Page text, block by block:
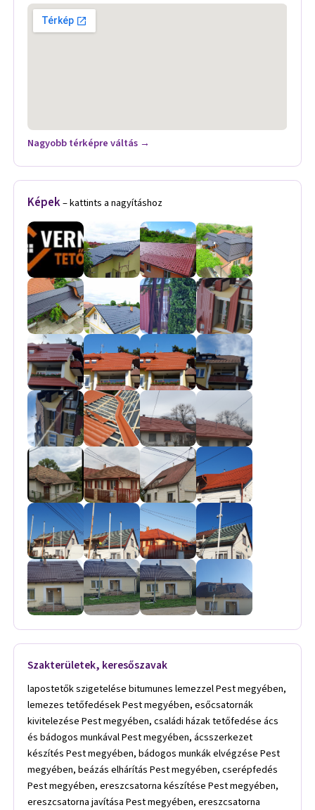
Nagyobb térképre váltás →
Képek– kattints a nagyításhoz
Szakterületek, keresőszavak
lapostetők szigetelése bitumunes lemezzel Pest megyében, lemezes tetőfedések Pest megyében, esőcsatornák kivitelezése Pest megyében, családi házak tetőfedése ács és bádogos munkával Pest megyében, ácsszerkezet készítés Pest megyében, bádogos munkák elvégzése Pest megyében, beázás elhárítás Pest megyében, cserépfedés Pest megyében, ereszcsatorna készítése Pest megyében, ereszcsatorna javítása Pest megyében, ereszcsatorna tisztítása Pest megyében, lapostetők szigetelése Pest megyében, palatetők javítása és szigetelése Pest megyében, tetőfedés Pest megyében, tetőjavítás Pest megyében, tetőszerkezetek felújítása Pest megyében,tetőszerkezet készítés Pest megyében, palatető Pest megyében, régi tető javítás Pest megyében, ács Pest megyében, ácsmunkák Pest megyében, tető Pest megyében, tető ács Pest megyében, lapostetők szigetelése bitumunes lemezzel Vas megyében, lemezes tetőfedések Vas megyében, esőcsatornák kivitelezése Vas megyében, családi házak tetőfedése ács és bádogos munkával Vas megyében, ácsszerkezet készítés Vas megyében, bádogos munkák elvégzése Vas megyében, beázás elhárítás Vas megyében, cserépfedés Vas megyében, ereszcsatorna készítése Vas megyében, ereszcsatorna javítása Vas megyében, ereszcsatorna tisztítása Vas megyében, lapostetők szigetelése Vas megyében, palatetők javítása és szigetelése Vas megyében, tetőfedés Vas megyében, tetőjavítás Vas megyében, tetőszerkezetek felújítása Vas megyében, tetőszerkezet készítés Vas megyében, palatető Vas megyében, régi tető javítás Vas megyében, ács Vas megyében, ácsmunkák Vas megyében, tető Vas megyében, tető ács Vas megyében, lapostetők szigetelése bitumunes lemezzel Győr-Moson-Sopron megyében, lemezes tetőfedések Győr-Moson-Sopron megyében, esőcsatornák kivitelezése Győr-Moson-Sopron megyében, családi házak tetőfedése ács és bádogos munkával Győr-Moson-Sopron megyében, ácsszerkezet készítés Győr-Moson-Sopron megyében, bádogos munkák elvégzése Győr-Moson-Sopron megyében, beázás elhárítás Győr-Moson-Sopron megyében, cserépfedés Győr-Moson-Sopron megyében, ereszcsatorna készítése Győr-Moson-Sopron megyében, ereszcsatorna javítása Győr-Moson-Sopron megyében, ereszcsatorna tisztítása Győr-Moson-Sopron megyében, lapostetők szigetelése Győr-Moson-Sopron megyében, palatetők javítása és szigetelése Győr-Moson-Sopron megyében, tetőfedés Győr-Moson-Sopron megyében, tetőjavítás Győr-Moson-Sopron megyében, tetőszerkezetek felújítása Győr-Moson-Sopron megyében, tetőszerkezet készítés Győr-Moson-Sopron megyében, palatető Győr-Moson-Sopron megyében, régi tető javítás Győr-Moson-Sopron megyében, ács Győr-Moson-Sopron megyében, ácsmunkák Győr-Moson-Sopron megyében, tető Győr-Moson-Sopron megyében, tető ács Győr-Moson-Sopron megyében, lapostetők szigetelése bitumunes lemezzel Fejér megyében, lemezes tetőfedések Fejér megyében, esőcsatornák kivitelezése Fejér megyében, családi házak tetőfedése ács és bádogos munkával Fejér megyében, ácsszerkezet készítés Fejér megyében, bádogos munkák elvégzése Fejér megyében, beázás elhárítás Fejér megyében, cserépfedés Fejér megyében, ereszcsatorna készítése Fejér megyében, ereszcsatorna javítása Fejér megyében, ereszcsatorna tisztítása Fejér megyében, lapostetők szigetelése Fejér megyében, palatetők javítása és szigetelése Fejér megyében, tetőfedés Fejér megyében, tetőjavítás Fejér megyében, tetőszerkezetek felújítása Fejér megyében, tetőszerkezet készítés Fejér megyében, palatető Fejér megyében, régi tető javítás Fejér megyében, ács Fejér megyében, ácsmunkák Fejér megyében, tető Fejér megyében, tető ács Fejér megyében, lapostetők szigetelése bitumunes lemezzel Komárom-Esztergom megyében, lemezes tetőfedések Komárom-Esztergom megyében, esőcsatornák kivitelezése Komárom-Esztergom megyében, családi házak tetőfedése ács és bádogos munkával Komárom-Esztergom megyében, ácsszerkezet készítés Komárom-Esztergom megyében, bádogos munkák elvégzése Komárom-Esztergom megyében, beázás elhárítás Komárom-Esztergom megyében, cserépfedés Komárom-Esztergom megyében, ereszcsatorna készítése Komárom-Esztergom megyében, ereszcsatorna javítása Komárom-Esztergom megyében, ereszcsatorna tisztítása Komárom-Esztergom megyében, lapostetők szigetelése Komárom-Esztergom megyében, palatetők javítása és szigetelése Komárom-Esztergom megyében, tetőfedés Komárom-Esztergom megyében, tetőjavítás Komárom-Esztergom megyében, tetőszerkezetek felújítása Komárom-Esztergom megyében, tetőszerkezet készítés Komárom-Esztergom megyében, palatető Komárom-Esztergom megyében, régi tető javítás Komárom-Esztergom megyében, ács Komárom-Esztergom megyében, ácsmunkák Komárom-Esztergom megyében, tető Komárom-Esztergom megyében, tető ács Komárom-Esztergom megyében, lapostetők szigetelése bitumunes lemezzel Zala megyében, lemezes tetőfedések Zala megyében, esőcsatornák kivitelezése Zala megyében, családi házak tetőfedése ács és bádogos munkával Zala megyében, ácsszerkezet készítés Zala megyében, bádogos munkák elvégzése Zala megyében, beázás elhárítás Zala megyében, cserépfedés Zala megyében, ereszcsatorna készítése Zala megyében, ereszcsatorna javítása Zala megyében, ereszcsatorna tisztítása Zala megyében, lapostetők szigetelése Zala megyében, palatetők javítása és szigetelése Zala megyében, tetőfedés Zala megyében, tetőjavítás Zala megyében, tetőszerkezetek felújítása Zala megyében, tetőszerkezet készítés Zala megyében, palatető Zala megyében, régi tető javítás Zala megyében, ács Zala megyében, ácsmunkák Zala megyében, tető Zala megyében, tető ács Zala megyében, lapostetők szigetelése bitumunes lemezzel Tolna megyében, lemezes tetőfedések Tolna megyében, esőcsatornák kivitelezése Tolna megyében, családi házak tetőfedése ács és bádogos munkával Tolna megyében, ácsszerkezet készítés Tolna megyében, bádogos munkák elvégzése Tolna megyében, beázás elhárítás Tolna megyében, cserépfedés Tolna megyében, ereszcsatorna készítése Tolna megyében, ereszcsatorna javítása Tolna megyében, ereszcsatorna tisztítása Tolna megyében, lapostetők szigetelése Tolna megyében, palatetők javítása és szigetelése Tolna megyében, tetőfedés Tolna megyében, tetőjavítás Tolna megyében, tetőszerkezetek felújítása Tolna megyében, tetőszerkezet készítés Tolna megyében, palatető Tolna megyében, régi tető javítás Tolna megyében, ács Tolna megyében, ácsmunkák Tolna megyében, tető Tolna megyében, tető ács Tolna megyében, lapostetők szigetelése bitumunes lemezzel Bács-Kiskun megyében, lemezes tetőfedések Bács-Kiskun megyében, esőcsatornák kivitelezése Bács-Kiskun megyében, családi házak tetőfedése ács és bádogos munkával Bács-Kiskun megyében, ácsszerkezet készítés Bács-Kiskun megyében, bádogos munkák elvégzése Bács-Kiskun megyében, beázás elhárítás Bács-Kiskun megyében, cserépfedés Bács-Kiskun megyében, ereszcsatorna készítése Bács-Kiskun megyében, ereszcsatorna javítása Bács-Kiskun megyében, ereszcsatorna tisztítása Bács-Kiskun megyében, lapostetők szigetelése Bács-Kiskun megyében, palatetők javítása és szigetelése Bács-Kiskun megyében, tetőfedés Bács-Kiskun megyében, tetőjavítás Bács-Kiskun megyében, tetőszerkezetek felújítása Bács-Kiskun megyében, tetőszerkezet készítés Bács-Kiskun megyében, palatető Bács-Kiskun megyében, régi tető javítás Bács-Kiskun megyében, ács Bács-Kiskun megyében, ácsmunkák Bács-Kiskun megyében, tető Bács-Kiskun megyében, tető ács Bács-Kiskun megyében, ácsszerkezet készítés Pest megyében, bádogos munkák elvégzése Pest megyében, beázás elhárítás Pest megyében, cserépfedés Pest megyében, ereszcsatorna készítése Pest megyében, ereszcsatorna javítása Pest megyében, ereszcsatorna tisztítása Pest megyében, lapostetők szigetelése Pest megyében, palatetők javítása és szigetelése Pest megyében, tetőfedés Pest megyében, tetőjavítás Pest megyében, tetőszerkezetek felújítása Pest megyében, tetőbeázás megszüntetése Pest megyében, tetőbeázás Pest megyében, tetőfelújítás Pest megyében, bádogos munkák Pest megyében, palalatető javítás Pest megyében, tető szigetelés Pest megyében, tetőbeépítés Pest megyében, palatető szigetelés Pest megyében, tetőszerkezetek felújítása Pest megyében, ácsszerkezet készítés Pest megyében, bádogozás, bádogos munkák elvégzése Pest megyében, beázás elhárítás Pest megyében, cserépfedés Pest megyében, ereszcsatorna tisztítása Pest megyében, lapostetők szigetelése Pest megyében, palatetők javítása és szigetelése Pest megyében, tetőfedés Pest megyében, tetőjavítás Pest megyében, tetőszerkezetek felújítása Pest megyében, tetőbeázás megszüntetése Pest megyében, tetőjavítás Pest megyében, tetőbeázás Pest megyében, tetőfelújítás Pest megyében, bádogos munkák Pest megyében, palalatető javítás Pest megyében, tető szigetelés Pest megyében, tetőbeépítés Pest megyében, palatető szigetelés Pest megyében, tetőszerkezetek felújítása Pest megyében, tetőfedő Pest megyében, tetőfedés Pest megyében, ács Pest megyében, ácsmunkák Pest megyében, tető Pest megyében, tetőács Pest megyében, tetőfedés Pest megyében, tetőszigetelés Pest megyében, zsindely Pest megyében, tetőzsindely Pest megyében, zsindelyezés Pest megyében, tető szigetelés Pest megyében, födém szigetelés Pest megyében, bádogos Pest megyében, bádogos munkák Pest megyében, ereszcsatorna Pest megyében, cserepezés Pest megyében, nyeregtető Pest megyében, sátortető Pest megyében, tetőjavítás Pest megyében, tetőszerkezet készítés Pest megyében, palatető Pest megyében, régi tető javítás Pest megyében, ács Pest megyében, ácsmunkák Pest megyében, tető Pest megyében, tető ács Pest megyében, tetőfedés Pest megyében, tetőszigetelés Pest megyében, zsindely Pest megyében, tetőzsindely Pest megyében, szigetelés Pest megyében, hőszigetelés Pest megyében, bádogos Pest megyében, bádogos munkák Pest megyében, ereszcsatorna Pest megyében, cserepezés Pest megyében, nyeregtető Pest megyében, sátortető Pest megyében, tetőjavítás Pest megyében, tetőszerkezet készítés Pest megyében, palatető Pest megyében, régi tető javítás Pest megyében, lindab Pest megyében, lindab tetőfedés Pest megyében, lindab tetőfedés Pest megyében, tetőfedés Pest megyében,